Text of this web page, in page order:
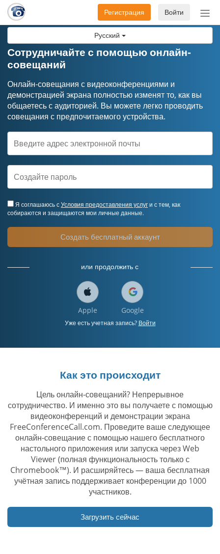
Русский
Войти
Регистрация
Сотрудничайте с помощью онлайн-
совещаний
Онлайн-совещания с видеоконференциями и
демонстрацией экрана полностью изменят то, как вы
общаетесь с аудиторией. Вы можете легко проводить
совещания с предпочитаемого устройства.
Я соглашаюсь сУсловия предоставления услуги с тем, как
собираются и защищаются мои личные данные.
Создать бесплатный аккаунт
или продолжить с
Apple Google
Уже есть учетная запись? Войти
Как это происходит
Цель онлайн-совещаний? Непрерывное
сотрудничество. И именно это вы получаете с помощью
видеоконференций и демонстрации экрана
FreeConferenceCall.com. Проведите ваше следующее
онлайн-совещание с помощью нашего бесплатного
настольного приложения или запуска через Web
Viewer (полная функциональность только с
Chromebook™). И расширяйтесь — ваша бесплатная
учётная запись поддерживает конференции до 1000
участников.
Загрузить сейчас